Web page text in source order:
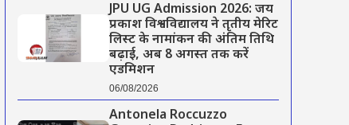
JPU UG Admission 2026: जय
प्रकाश विश्वविद्यालय ने तृतीय मेरिट
लिस्ट के नामांकन की अंतिम तिथि
बढ़ाई, अब 8 अगस्त तक करें
एडमिशन
06/08/2026
Antonela Roccuzzo